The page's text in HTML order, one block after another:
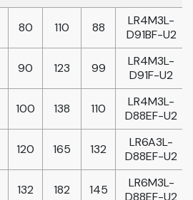
80 110 88
LR4M3L-
D91BF-U2
90 123 99
LR4M3L-
D91F-U2
100 138 110
LR4M3L-
D88EF-U2
120 165 132
LR6A3L-
D88EF-U2
132 182 145
LR6M3L-
D88EF-U2